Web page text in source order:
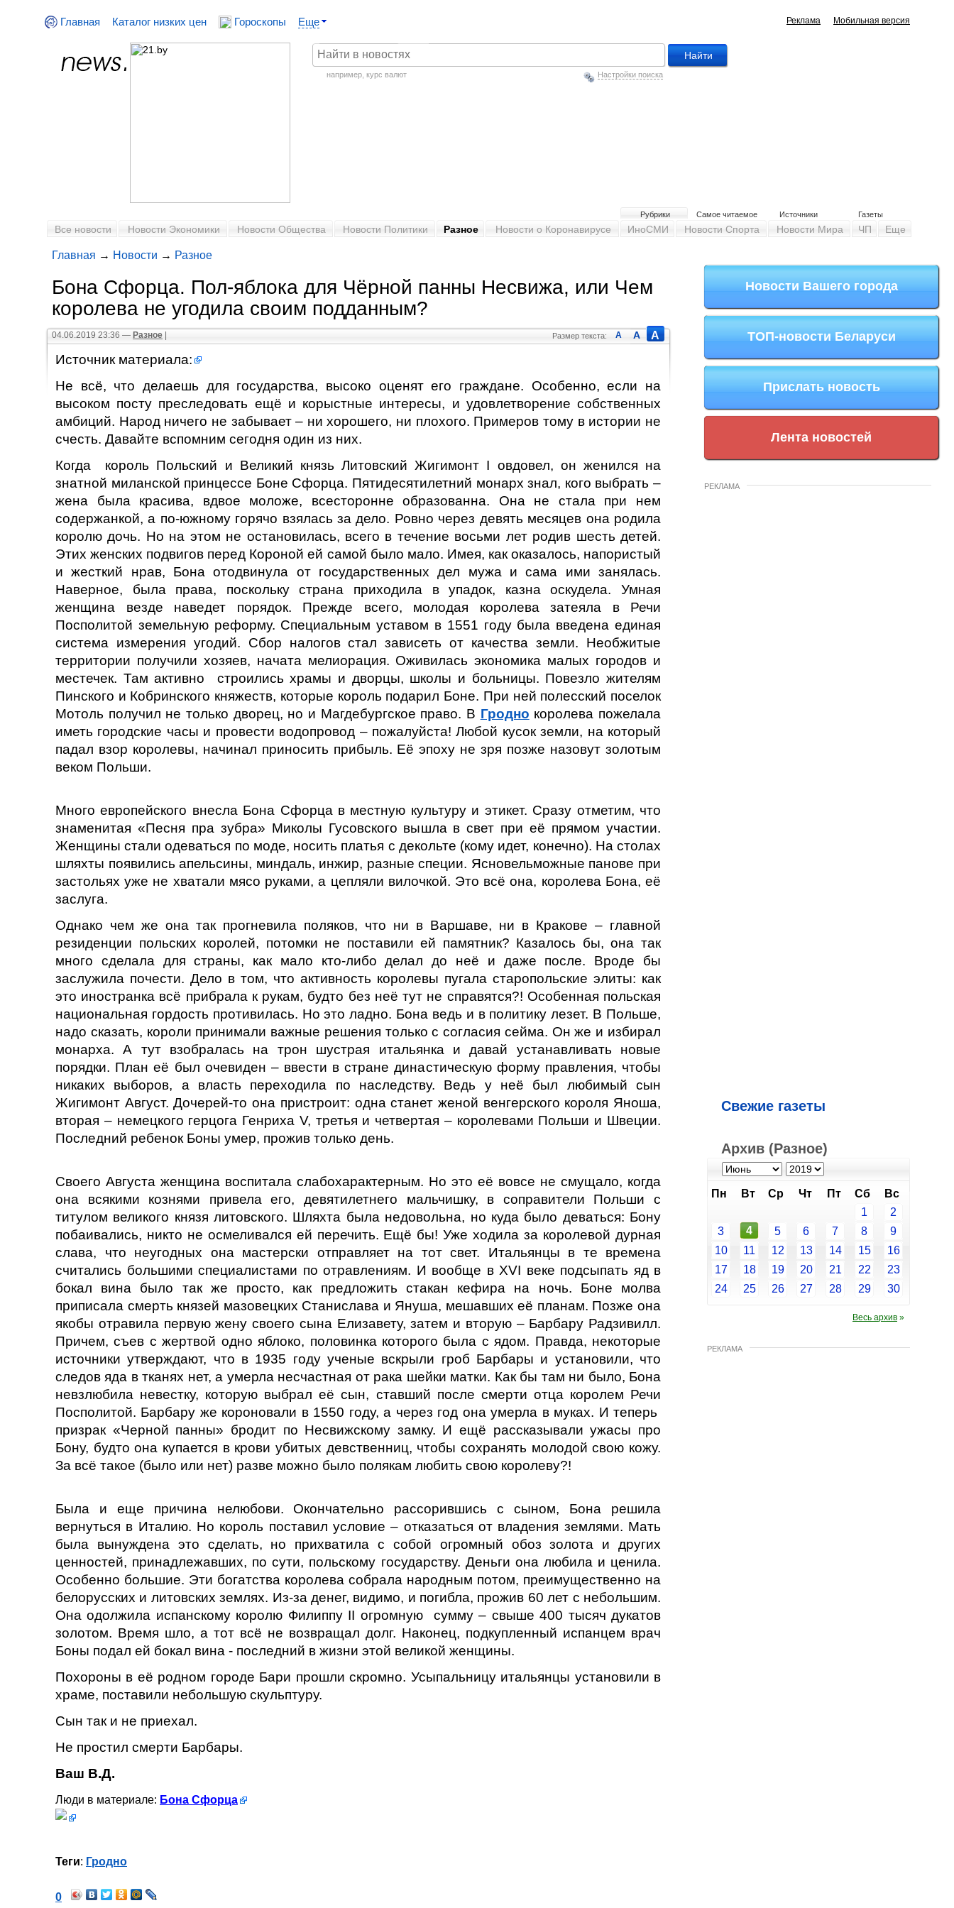
Главная Каталог низких цен Гороскопы Еще Мобильная версия
Реклама
например, курс валют Настройки поиска
Газеты
Источники
Самое читаемое
Рубрики
Все новости Новости Экономики Новости Общества Новости Политики Разное Новости о Коронавирусе ИноСМИ Новости Спорта Новости Мира ЧП Еще
Главная → Новости → Разное
Бона Сфорца. Пол-яблока для Чёрной панны Несвижа, или Чем
королева не угодила своим подданным?
04.06.2019 23:36 — Разное Размер текста: A A A
Источник материала:
Не всё, что делаешь для государства, высоко оценят его граждане. Особенно, если на
высоком посту преследовать ещё и корыстные интересы, и удовлетворение собственных
амбиций. Народ ничего не забывает – ни хорошего, ни плохого. Примеров тому в истории не
счесть. Давайте вспомним сегодня один из них.
Когда король Польский и Великий князь Литовский Жигимонт I овдовел, он женился на
знатной миланской принцессе Боне Сфорца. Пятидесятилетний монарх знал, кого выбрать –
жена была красива, вдвое моложе, всесторонне образованна. Она не стала при нем
содержанкой, а по-южному горячо взялась за дело. Ровно через девять месяцев она родила
королю дочь. Но на этом не остановилась, всего в течение восьми лет родив шесть детей.
Этих женских подвигов перед Короной ей самой было мало. Имея, как оказалось, напористый
и жесткий нрав, Бона отодвинула от государственных дел мужа и сама ими занялась.
Наверное, была права, поскольку страна приходила в упадок, казна оскудела. Умная
женщина везде наведет порядок. Прежде всего, молодая королева затеяла в Речи
Посполитой земельную реформу. Специальным уставом в 1551 году была введена единая
система измерения угодий. Сбор налогов стал зависеть от качества земли. Необжитые
территории получили хозяев, начата мелиорация. Оживилась экономика малых городов и
местечек. Там активно строились храмы и дворцы, школы и больницы. Повезло жителям
Пинского и Кобринского княжеств, которые король подарил Боне. При ней полесский поселок
Мотоль получил не только дворец, но и Магдебургское право. В Гродно королева пожелала
иметь городские часы и провести водопровод – пожалуйста! Любой кусок земли, на который
падал взор королевы, начинал приносить прибыль. Её эпоху не зря позже назовут золотым
веком Польши.
Много европейского внесла Бона Сфорца в местную культуру и этикет. Сразу отметим, что
знаменитая «Песня пра зубра» Миколы Гусовского вышла в свет при её прямом участии.
Женщины стали одеваться по моде, носить платья с декольте (кому идет, конечно). На столах
шляхты появились апельсины, миндаль, инжир, разные специи. Ясновельможные панове при
застольях уже не хватали мясо руками, а цепляли вилочкой. Это всё она, королева Бона, её
заслуга.
Однако чем же она так прогневила поляков, что ни в Варшаве, ни в Кракове – главной
резиденции польских королей, потомки не поставили ей памятник? Казалось бы, она так
много сделала для страны, как мало кто-либо делал до неё и даже после. Вроде бы
заслужила почести. Дело в том, что активность королевы пугала старопольские элиты: как
это иностранка всё прибрала к рукам, будто без неё тут не справятся?! Особенная польская
национальная гордость противилась. Но это ладно. Бона ведь и в политику лезет. В Польше,
надо сказать, короли принимали важные решения только с согласия сейма. Он же и избирал
монарха. А тут взобралась на трон шустрая итальянка и давай устанавливать новые
порядки. План её был очевиден – ввести в стране династическую форму правления, чтобы
никаких выборов, а власть переходила по наследству. Ведь у неё был любимый сын
Жигимонт Август. Дочерей-то она пристроит: одна станет женой венгерского короля Яноша,
вторая – немецкого герцога Генриха V, третья и четвертая – королевами Польши и Швеции.
Последний ребенок Боны умер, прожив только день.
Своего Августа женщина воспитала слабохарактерным. Но это её вовсе не смущало, когда
она всякими кознями привела его, девятилетнего мальчишку, в соправители Польши с
титулом великого князя литовского. Шляхта была недовольна, но куда было деваться: Бону
побаивались, никто не осмеливался ей перечить. Ещё бы! Уже ходила за королевой дурная
слава, что неугодных она мастерски отправляет на тот свет. Итальянцы в те времена
считались большими специалистами по отравлениям. И вообще в XVI веке подсыпать яд в
бокал вина было так же просто, как предложить стакан кефира на ночь. Боне молва
приписала смерть князей мазовецких Станислава и Януша, мешавших её планам. Позже она
якобы отравила первую жену своего сына Елизавету, затем и вторую – Барбару Радзивилл.
Причем, съев с жертвой одно яблоко, половинка которого была с ядом. Правда, некоторые
источники утверждают, что в 1935 году ученые вскрыли гроб Барбары и установили, что
следов яда в тканях нет, а умерла несчастная от рака шейки матки. Как бы там ни было, Бона
невзлюбила невестку, которую выбрал её сын, ставший после смерти отца королем Речи
Посполитой. Барбару же короновали в 1550 году, а через год она умерла в муках. И теперь
призрак «Черной панны» бродит по Несвижскому замку. И ещё рассказывали ужасы про
Бону, будто она купается в крови убитых девственниц, чтобы сохранять молодой свою кожу.
За всё такое (было или нет) разве можно было полякам любить свою королеву?!
Была и еще причина нелюбови. Окончательно рассорившись с сыном, Бона решила
вернуться в Италию. Но король поставил условие – отказаться от владения землями. Мать
была вынуждена это сделать, но прихватила с собой огромный обоз золота и других
ценностей, принадлежавших, по сути, польскому государству. Деньги она любила и ценила.
Особенно большие. Эти богатства королева собрала народным потом, преимущественно на
белорусских и литовских землях. Из-за денег, видимо, и погибла, прожив 60 лет с небольшим.
Она одолжила испанскому королю Филиппу II огромную сумму – свыше 400 тысяч дукатов
золотом. Время шло, а тот всё не возвращал долг. Наконец, подкупленный испанцем врач
Боны подал ей бокал вина - последний в жизни этой великой женщины.
Похороны в её родном городе Бари прошли скромно. Усыпальницу итальянцы установили в
храме, поставили небольшую скульптуру.
Сын так и не приехал.
Не простил смерти Барбары.
Ваш В.Д.
Люди в материале: Бона Сфорца
Теги: Гродно
0
Новости Вашего города
ТОП-новости Беларуси
Прислать новость
Лента новостей
РЕКЛАМА
Свежие газеты
Архив (Разное)
Пн Вт Ср Чт Пт Сб
Вс
1
2
3
4 5 6 7 8
9
10
11 12 13 14 15
16
17
18 19 20 21 22
23
24
25 26 27 28 29 30
Весь архив »
РЕКЛАМА